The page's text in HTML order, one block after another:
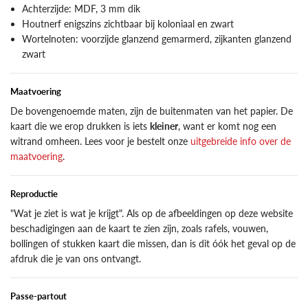
Achterzijde: MDF, 3 mm dik
Houtnerf enigszins zichtbaar bij koloniaal en zwart
Wortelnoten: voorzijde glanzend gemarmerd, zijkanten glanzend
zwart
Maatvoering
De bovengenoemde maten, zijn de buitenmaten van het papier. De
kaart die we erop drukken is iets kleiner, want er komt nog een
witrand omheen. Lees voor je bestelt onze uitgebreide info over de
maatvoering.
Reproductie
"Wat je ziet is wat je krijgt". Als op de afbeeldingen op deze website
beschadigingen aan de kaart te zien zijn, zoals rafels, vouwen,
bollingen of stukken kaart die missen, dan is dit óók het geval op de
afdruk die je van ons ontvangt.
Passe-partout